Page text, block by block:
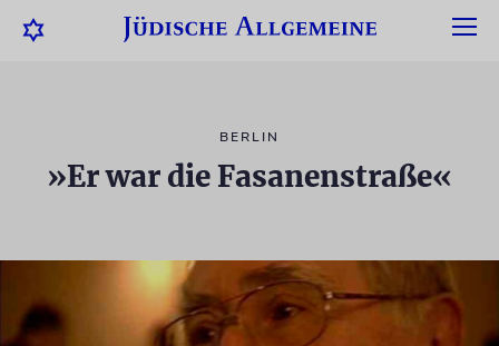
BERLIN
»Er war die Fasanenstraße«